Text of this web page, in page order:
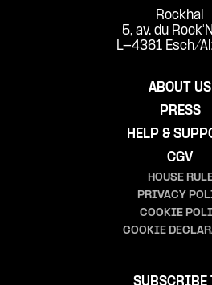
Rockhal
5, av. du
L-4361 Esch/
ABOUT US
PRESS
HELP &
CGV
HOUSE
PRIVACY
COOKIE
COOKIE
SUBSCRIBE